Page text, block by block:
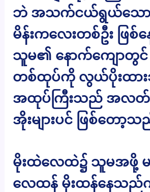
ဘဲ အသက်ငယ်ရွယ်သေ
မိန်းကလေးတစ်ဦး ဖြစ်န
သူမ၏ နောက်ကျောတွ
တစ်ထုပ်ကို လွယ်ပိုးထာ
အထုပ်ကြီးသည် အလတ်
အိုးများပင် ဖြစ်တော့သ
မိုးထဲလေထဲ၌ သူမအဖို့ မန
လေထန် မိုးထန်နေသည်